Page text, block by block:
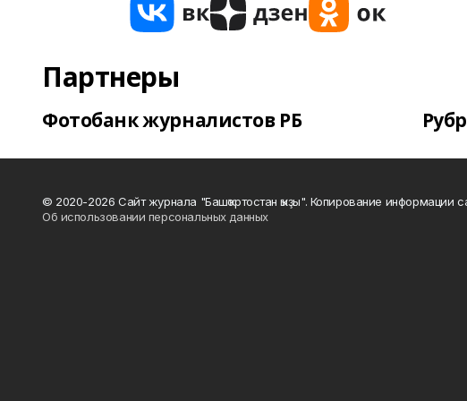
Партнеры
Фотобанк журналистов РБ
© 2020-2026 Сайт журнала "Башҡортостан ҡыҙы". Копирование информации
Об использовании персональных данных